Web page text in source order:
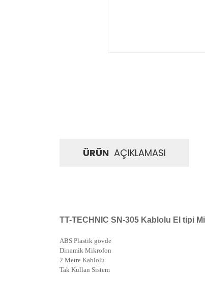
ÜRÜN AÇIKLAMASI
TT-TECHNIC SN-305 Kablolu El tipi
ABS Plastik gövde
Dinamik Mikrofon
2 Metre Kablolu
Tak Kullan Sistem